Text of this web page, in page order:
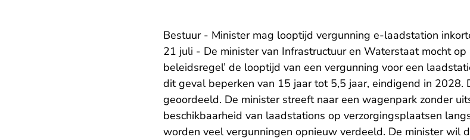
Bestuur - Minister mag looptijd vergunning e-laadstation
21 juli - De minister van Infrastructuur en Waterstaat mocht op
beleidsregel’ de looptijd van een vergunning voor een
dit geval beperken van 15 jaar tot 5,5 jaar, eindigend in 2028.
geoordeeld. De minister streeft naar een wagenpark zonder
beschikbaarheid van laadstations op verzorgingsplaatsen
worden veel vergunningen opnieuw verdeeld. De minister wil